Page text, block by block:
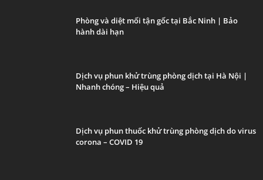
Phòng và diệt mối tận gốc tại Bắc Ninh | Bảo
hành dài hạn
Dịch vụ phun khử trùng phòng dịch tại Hà Nội |
Nhanh chóng – Hiệu quả
Dịch vụ phun thuốc khử trùng phòng dịch do virus
corona – COVID 19